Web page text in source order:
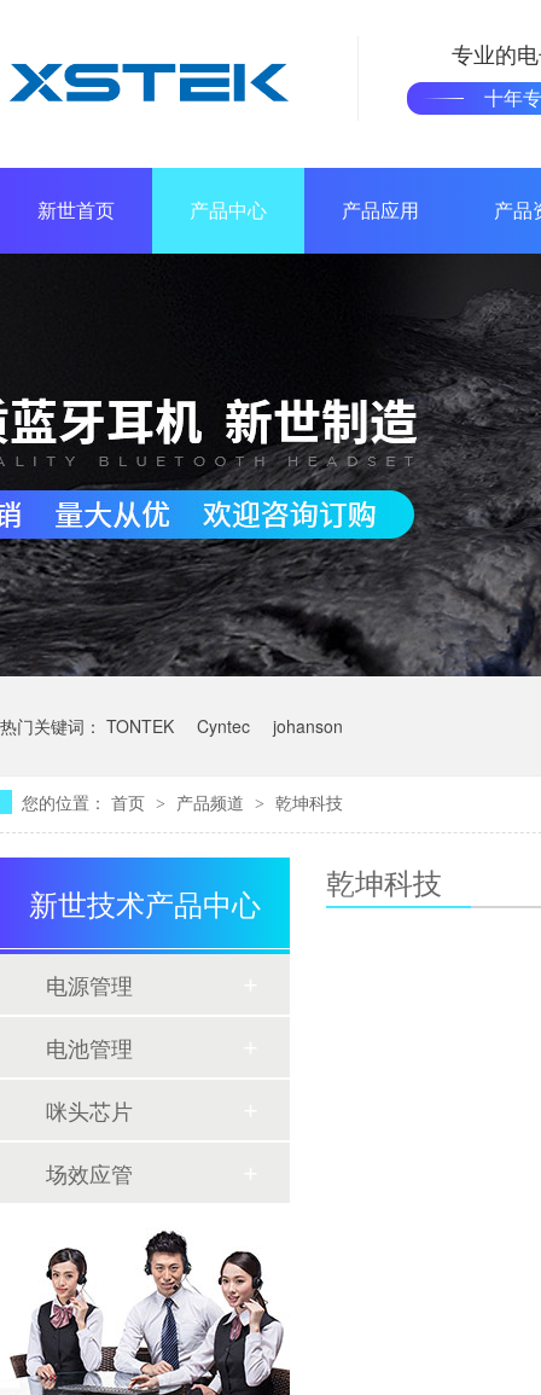
专业的
十年
新世首页 产品中心 产品应用 产品
热门关键词： TONTEK Cyntec johanson
您的位置： 首页 > 产品频道 > 乾坤科技
乾坤科技
新世技术产品中心
电源管理
电池管理
咪头芯片
场效应管